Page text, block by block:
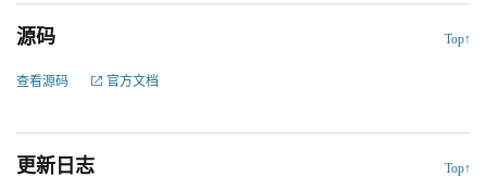
源码 Top↑
查看源码 官方文档
更新日志 Top↑